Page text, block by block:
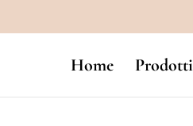
Home Prodotti